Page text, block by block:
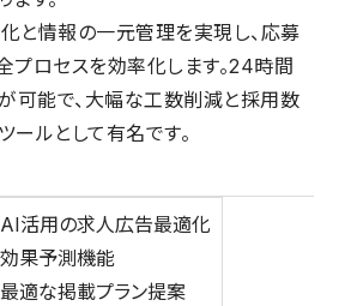
と情報の一元管理を実現し、応募
プロセスを効率化します。24時間
可能で、大幅な工数削減と採用数
ールとして有名です。
AI活用の求人広告最適化
効果予測機能
最適な掲載プラン提案